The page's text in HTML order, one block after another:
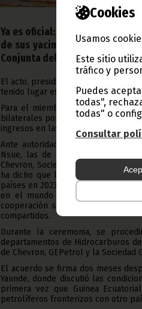
Cookies
Usamos
Este sitio
tráfico y
Puedes
todas",
todas" o
Consultar
Ya es oficial: Guinea Ecuatorial
de sus yacimientos
Conjunta del proyecto Yoyo
El acto, presidido por el
tenido lugar este martes, 3 de
Para el miembro del Gobierno
bilaterales porque establece un
ingresos en las arcas de ambos
Ante autoridades nacionales,
Nsue, las de Camerún, el
Chevron, Sociedad Nacional de
ha dicho que la idea de la
países en 2023, es fortalecer su
en el mundo entero. Ya que, ha
cooperación sincera es el camino
compartidos.
Durante la ceremonia, se
departamentos de Hidrocarburos
de Chevron, GEPetrol y la Sociedad
El acuerdo se firma dos meses
Yaunde, donde discutió las
primera vez que Guinea
petrolíferos fronterizos con otro